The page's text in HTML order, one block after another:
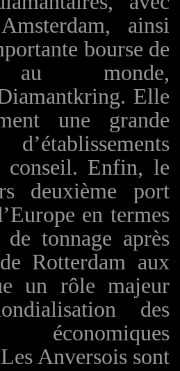
ainsi
bourse de
au monde,
Elle
une grande
d’établissements
conseil. Enfin, le
deuxième port
en termes
tonnage après
Rotterdam aux
un rôle majeur
des
Les Anversois sont